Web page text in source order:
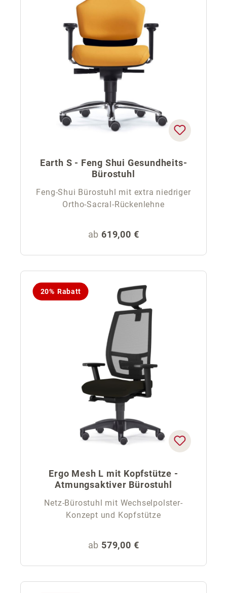
Earth S - Feng Shui Gesundheits-
Bürostuhl
Feng-Shui Bürostuhl mit extra niedriger
Ortho-Sacral-Rückenlehne
Regulärer Preis:
ab 619,00 €
20% Rabatt
Ergo Mesh L mit Kopfstütze -
Atmungsaktiver Bürostuhl
Netz-Bürostuhl mit Wechselpolster-
Konzept und Kopfstütze
Regulärer Preis:
ab 579,00 €